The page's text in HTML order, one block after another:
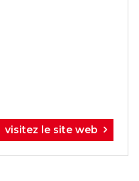
visitez le site web